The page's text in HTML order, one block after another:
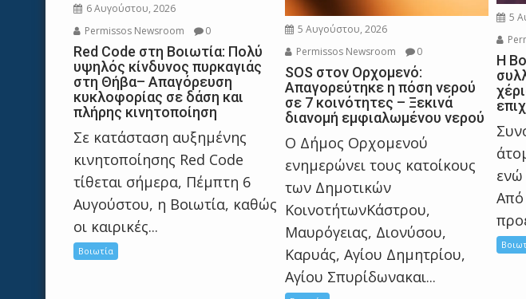
6 Αυγούστου, 2026
Permissos Newsroom
0
Red Code στη Βοιωτία: Πολύ
υψηλός κίνδυνος πυρκαγιάς
στη Θήβα– Απαγόρευση
κυκλοφορίας σε δάση και
πλήρης κινητοποίηση
Σε κατάσταση αυξημένης
κινητοποίησης Red Code
τίθεται σήμερα, Πέμπτη 6
Αυγούστου, η Βοιωτία, καθώς
οι καιρικές...
Βοιωτία
5 Αυγούστου, 2026
Permissos Newsroom
0
SOS στον Ορχομενό:
Απαγορεύτηκε η πόση νερού
σε 7 κοινότητες – Ξεκινά
διανομή εμφιαλωμένου νερού
Ο Δήμος Ορχομενού
ενημερώνει τους κατοίκους
των Δημοτικών
ΚοινοτήτωνΚάστρου,
Μαυρόγειας, Διονύσου,
Καρυάς, Αγίου Δημητρίου,
Αγίου Σπυρίδωνακαι...
5
Η
Από